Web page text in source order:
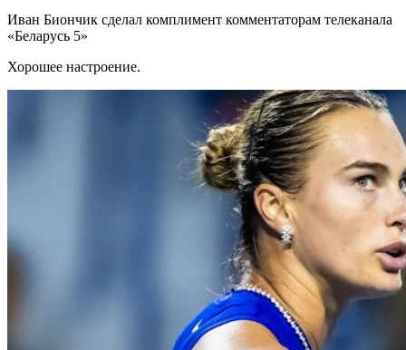
Иван Биончик сделал комплимент комментаторам телеканала
«Беларусь 5»
Хорошее настроение.